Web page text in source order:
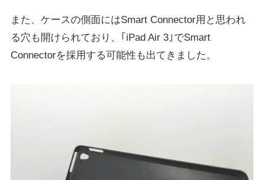
また、ケースの側面にはSmart Connector用と思われ
る穴も開けられており、｢iPad Air 3｣でSmart
Connectorを採用する可能性も出てきました。